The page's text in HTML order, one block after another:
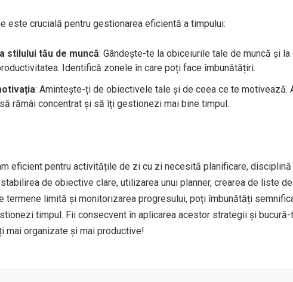
este crucială pentru gestionarea eficientă a timpului:
stilului tău de muncă: Gândește-te la obiceiurile tale de muncă și
Identifică zonele în care poți face îmbunătățiri.
: Amintește-ți de obiectivele tale și de ceea ce te motivează.
rămâi concentrat și să îți gestionezi mai bine timpul.
eficient pentru activitățile de zi cu zi necesită planificare,
de obiective clare, utilizarea unui planner, crearea de liste de
termene limită și monitorizarea progresului, poți îmbunătăți
timpul. Fii consecvent în aplicarea acestor strategii și bucură-
mai organizate și mai productive!